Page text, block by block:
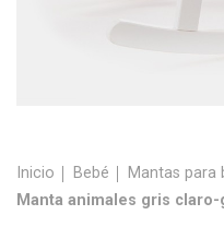
Inicio Bebé
Mantas para
Manta animales gris